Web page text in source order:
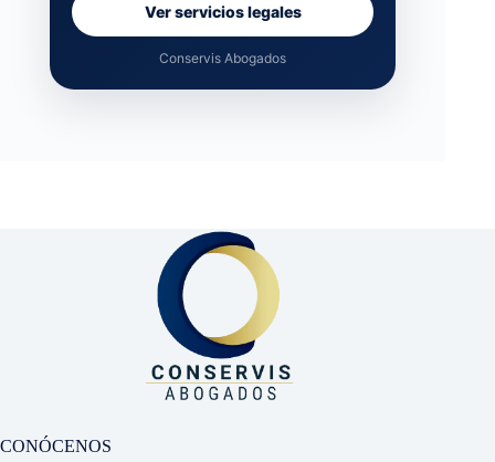
Ver servicios legales
Conservis Abogados
CONÓCENOS